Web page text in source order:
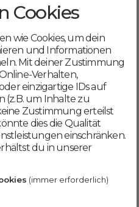
bestätigst du,
akzeptierst
der
Cookies
wie Cookies, um dein
und Informationen
Mit deiner Zustimmung
Verhalten,
einzigartige IDs auf
(z.B. um Inhalte zu
Zustimmung erteilst
dies die Qualität
einschränken.
du in unserer
(immer erforderlich)